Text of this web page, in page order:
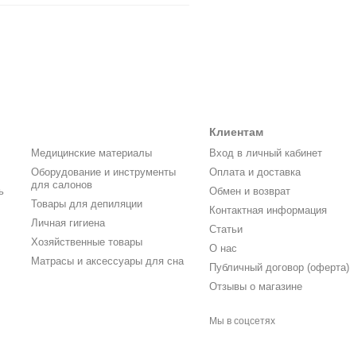
Медицинские материалы
Оборудование и инструменты
для салонов
Товары для депиляции
Личная гигиена
Хозяйственные товары
Матрасы и аксессуары для сна
Клиентам
Вход в личный кабинет
Оплата и доставка
Обмен и возврат
Контактная информация
Статьи
О нас
Публичный договор (оферта)
Отзывы о магазине
Мы в соцсетях